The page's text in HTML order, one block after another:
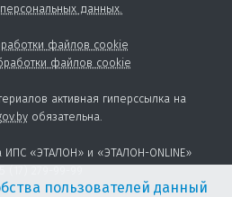
данных.
файлов cookie
файлов cookie
активная гиперссылка на
обязательна.
ИПС «ЭТАЛОН» и «ЭТАЛОН-ONLINE»
пользователей данный